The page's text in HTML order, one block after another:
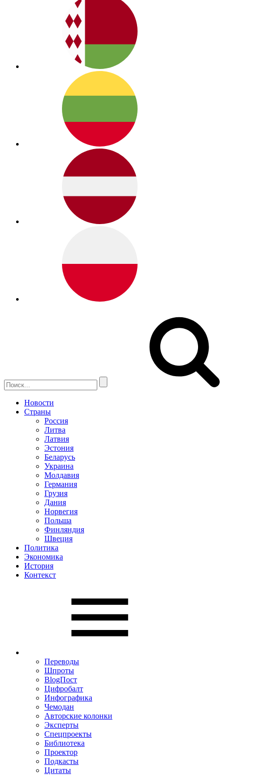
Новости
Страны
Россия
Литва
Латвия
Эстония
Беларусь
Украина
Молдавия
Германия
Грузия
Дания
Норвегия
Польша
Финляндия
Швеция
Политика
Экономика
История
Контекст
Переводы
Шпроты
BlogПост
Цифробалт
Инфографика
Чемодан
Авторские колонки
Эксперты
Спецпроекты
Библиотека
Проектор
Подкасты
Цитаты